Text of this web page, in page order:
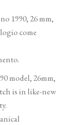
1990, 26 mm,
come
model, 26mm,
is in like-new